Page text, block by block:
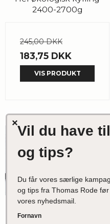
2400-2700g
245,00 DKK
183,75 DKK
VIS PRODUKT